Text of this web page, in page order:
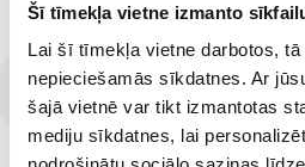
Šī tīmekļa vietne izmanto
Lai šī tīmekļa vietne darbotos,
nepieciešamās sīkdatnes. Ar
šajā vietnē var tikt izmantotas
mediju sīkdatnes, lai
Vairāk...